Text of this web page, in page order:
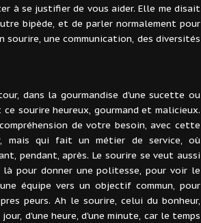
à se justifier de vous aider. Elle me disait
bipède, et de parler normalement pour
sourire, une communication, des diversités
dans la gourmandise d'une sucette ou
sourire heureux, gourmand et malicieux.
de votre besoin, avec cette
mais qui fait un métier de service, où
pendant, après. Le sourire se veut aussi
pour donner une politesse, pour voir le
équipe vers un objectif commun, pour
peurs. Ah le sourire, celui du bonheur,
d'une heure, d'une minute, car le temps